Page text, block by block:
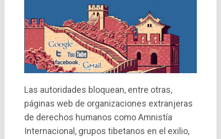
Las autoridades bloquean, entre otras,
páginas web de organizaciones extranjeras
de derechos humanos como Amnistí­a
Internacional, grupos tibetanos en el exilio,